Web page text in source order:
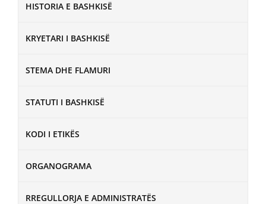
HISTORIA E BASHKISË
KRYETARI I BASHKISË
STEMA DHE FLAMURI
STATUTI I BASHKISË
KODI I ETIKËS
ORGANOGRAMA
RREGULLORJA E ADMINISTRATËS